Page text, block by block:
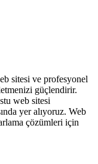
sitesi ve profesyonel
güçlendirir.
web sitesi
yer alıyoruz. Web
çözümleri için